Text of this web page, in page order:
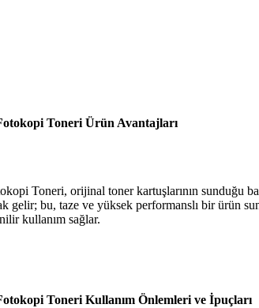
Toneri Ürün Avantajları
Toneri, orijinal toner kartuşlarının sunduğu
gelir; bu, taze ve yüksek performanslı bir
kullanım sağlar.
Toneri Kullanım Önlemleri ve İpuçları